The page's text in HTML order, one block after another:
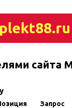
сайта
Запрос